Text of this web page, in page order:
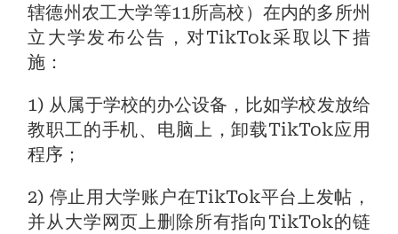
辖德州农工大学等11所高校）在内的多所州
立大学发布公告，对TikTok采取以下措
施：
1) 从属于学校的办公设备，比如学校发放给
教职工的手机、电脑上，卸载TikTok应用
程序；
2) 停止用大学账户在TikTok平台上发帖，
并从大学网页上删除所有指向TikTok的链